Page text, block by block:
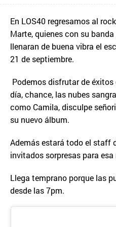
En LOS40 regresamos al
Marte, quienes con su
llenaran de buena vibra el
21 de septiembre.
Podemos disfrutar de
día, chance, las nubes
como Camila, disculpe
su nuevo álbum.
Además estará todo el staff
invitados sorpresas para
Llega temprano porque las
desde las 7pm.